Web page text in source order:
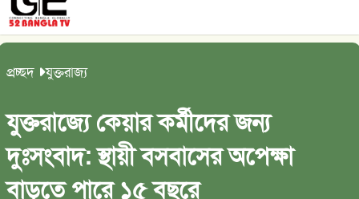
প্রচ্ছদ যুক্তরাজ্য
যুক্তরাজ্যে কেয়ার কর্মীদের জন্য
দুঃসংবাদ: স্থায়ী বসবাসের অপেক্ষা
বাড়তে পারে ১৫ বছরে